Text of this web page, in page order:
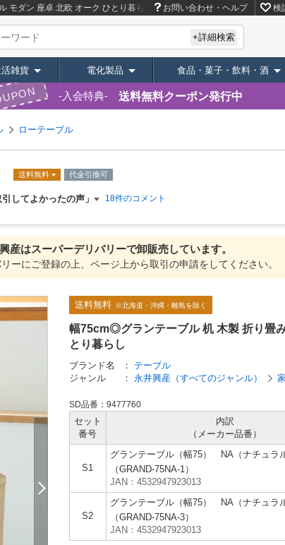
ダン 座卓 北欧 オーク ひとり暮らし 商品ページ｜卸・仕入れサイト
お問い合わせ・ヘルプ 検
ワード +詳細検索
雑貨 電化製品 食品・菓子・飲料・酒
入会特典 送料無料クーポン発行中
ローテーブル
送料無料 代金引換可
してよかったの声」 18件のコメント
産はスーパーデリバリーで卸販売しています。
ーにご登録の上、ページ上から取引の申請をしてください。
送料無料 ※北海道・沖縄・離島を除く
幅75cm◎グランテーブル 机 木製 折り畳
とり暮らし
ブランド名 ：
テーブル
ジャンル
： 永井興産（すべてのジャンル）
SD品番：9477760
セット
番号
内訳
（メーカー品番）
S1
グランテーブル（幅75） NA（ナチュ
（GRAND-75NA-1）
JAN：4532947923013
S2
グランテーブル（幅75） NA（ナチュ
（GRAND-75NA-3）
JAN：4532947923013